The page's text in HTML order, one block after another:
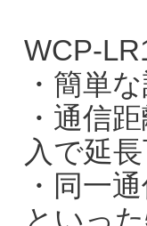
WCP-
・簡単
・通信
入で延
・同一
といっ